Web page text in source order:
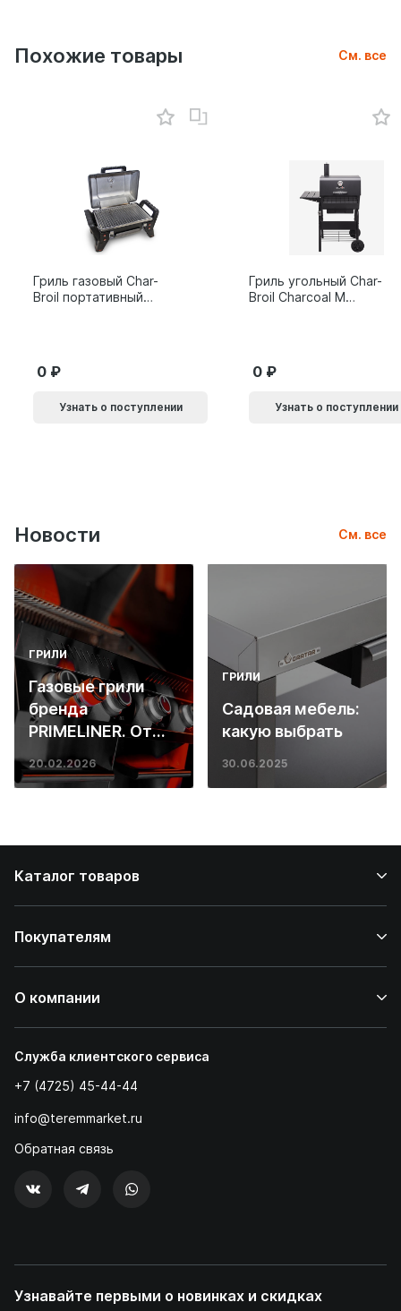
Похожие товары См. все
Гриль газовый Char-
Broil портативный
0
Узнать о поступлении
Гриль угольный Char-
Broil Charcoal M
0
Узнать о поступлении
Новости См. все
ГРИЛИ
Газовые грили
бренда
PRIMELINER. От
основ инженерии
до ресторанных
20.02.2026
ГРИЛИ
Садовая мебель:
какую выбрать
30.06.2025
Каталог товаров
Покупателям
О компании
Служба клиентского сервиса
+7 (4725) 45-44-44
info@teremmarket.ru
Обратная связь
Узнавайте первыми о новинках и скидках